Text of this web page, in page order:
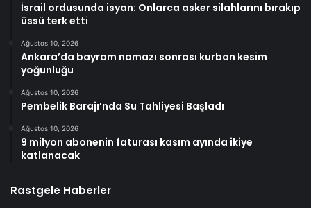
İsrail ordusunda isyan: Onlarca asker silahlarını bırakıp
üssü terk etti
Ağustos 10, 2026
Ankara’da bayram namazı sonrası kurban kesim
yoğunluğu
Ağustos 10, 2026
Pembelik Barajı’nda Su Tahliyesi Başladı
Ağustos 10, 2026
9 milyon abonenin faturası kasım ayında ikiye
katlanacak
Rastgele Haberler